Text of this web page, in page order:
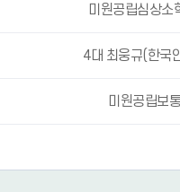
미원공립심상소
4대 최웅규(한국
미원공립보